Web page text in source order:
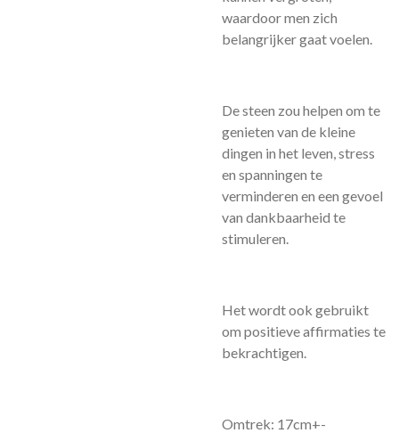
waardoor men zich
belangrijker gaat voelen.
De steen zou helpen om te
genieten van de kleine
dingen in het leven, stress
en spanningen te
verminderen en een gevoel
van dankbaarheid te
stimuleren.
Het wordt ook gebruikt
om positieve affirmaties te
bekrachtigen.
Omtrek: 17cm+-